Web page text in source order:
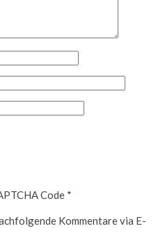
Code *
Kommentare via E-